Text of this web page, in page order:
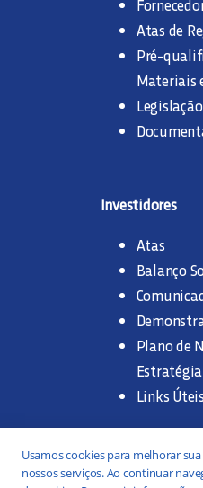
Atas de
Pré-
Materiais
Investidores
Atas
Balanço
Plano de
Links Úteis
Trabalhe na
Usamos cookies para melhorar
nossos serviços. Ao continuar